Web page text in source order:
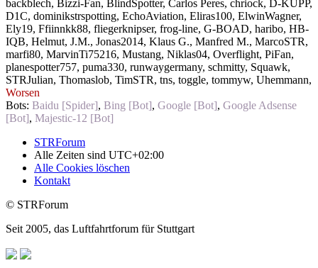
backblech, Bizzi-Fan, BlindSpotter, Carlos Peres, chriock, D-KUPP,
D1C, dominikstrspotting, EchoAviation, Eliras100, ElwinWagner,
Ely19, Ffiinnkk88, fliegerknipser, frog-line, G-BOAD, haribo, HB-
IQB, Helmut, J.M., Jonas2014, Klaus G., Manfred M., MarcoSTR,
marfi80, MarvinTi75216, Mustang, Niklas04, Overflight, PiFan,
planespotter757, puma330, runwaygermany, schmitty, Squawk,
STRJulian, Thomaslob, TimSTR, tns, toggle, tommyw, Uhemmann,
Worsen
Bots: Baidu [Spider], Bing [Bot], Google [Bot], Google Adsense
[Bot], Majestic-12 [Bot]
STRForum
Alle Zeiten sind UTC+02:00
Alle Cookies löschen
Kontakt
© STRForum
Seit 2005, das Luftfahrtforum für Stuttgart